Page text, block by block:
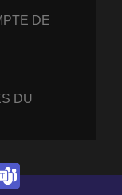
DE
DU